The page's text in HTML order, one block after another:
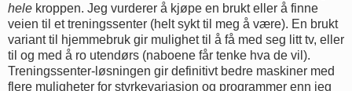
hele kroppen. Jeg vurderer å kjøpe en brukt eller å finne
veien til et treningssenter (helt sykt til meg å være). En brukt
variant til hjemmebruk gir mulighet til å få med seg litt tv, eller
til og med å ro utendørs (naboene får tenke hva de vil).
Treningssenter-løsningen gir definitivt bedre maskiner med
flere muligheter for styrkevariasjon og programmer enn jeg